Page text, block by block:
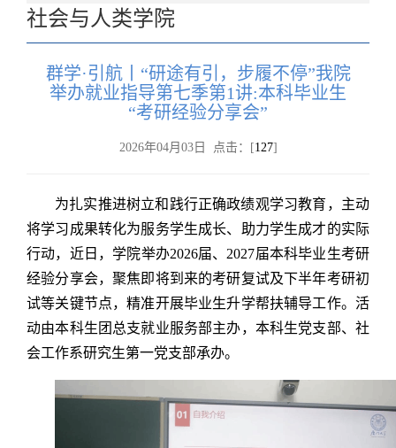
社会与人类学院
群学·引航丨“研途有引，步履不停”我院
举办就业指导第七季第1讲:本科毕业生
“考研经验分享会”
2026年04月03日 点击：[127]
为扎实推进树立和践行正确政绩观学习教育，主动
将学习成果转化为服务学生成长、助力学生成才的实际
行动，近日，学院举办2026届、2027届本科毕业生考研
经验分享会，聚焦即将到来的考研复试及下半年考研初
试等关键节点，精准开展毕业生升学帮扶辅导工作。活
动由本科生团总支就业服务部主办，本科生党支部、社
会工作系研究生第一党支部承办。